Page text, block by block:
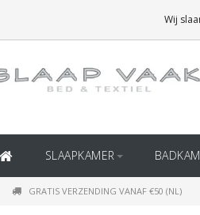
(BINNEN BELGIË)
SLAAPKAMER
GRATIS VERZENDING VANAF €50 (NL)
Wij